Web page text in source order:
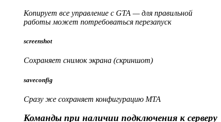
Копирует все управление с GTA — для правильной
работы может потребоваться перезапуск
screenshot
Сохраняет снимок экрана (скриншот)
saveconfig
Сразу же сохраняет конфигурацию MTA
Команды при наличии подключения к серверу